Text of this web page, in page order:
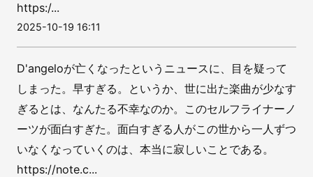
https:/...
2025-10-19 16:11
D'angeloが亡くなったというニュースに、目を疑って
しまった。早すぎる。というか、世に出た楽曲が少なす
ぎるとは、なんたる不幸なのか。このセルフライナーノ
ーツが面白すぎた。面白すぎる人がこの世から一人ずつ
いなくなっていくのは、本当に寂しいことである。
https://note.c...